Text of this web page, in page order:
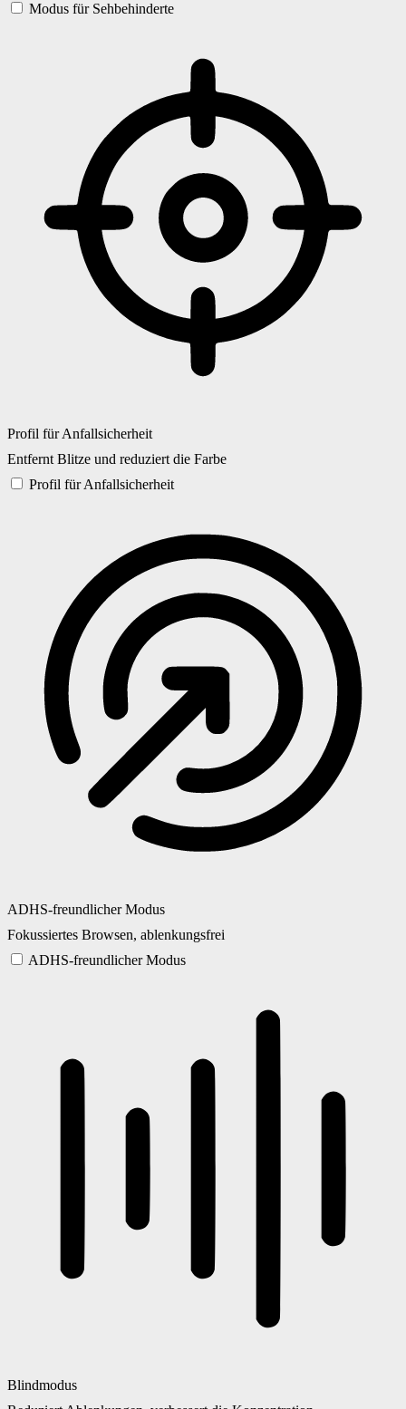
Modus für Sehbehinderte
Profil für Anfallsicherheit
Entfernt Blitze und reduziert die Farbe
Profil für Anfallsicherheit
ADHS-freundlicher Modus
Fokussiertes Browsen, ablenkungsfrei
ADHS-freundlicher Modus
Blindmodus